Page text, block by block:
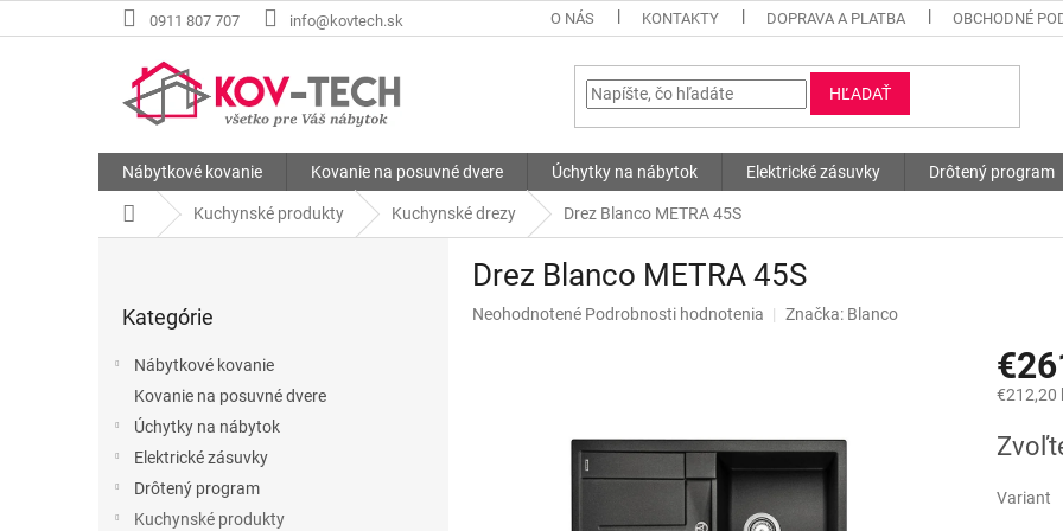
na
0911 807 707 info@kovtech.sk O NÁS KONTAKTY DOPRAVA A PLATBA OBCHODNÉ
HĽADAŤ
Nábytkové kovanie Kovanie na posuvné dvere Úchytky na nábytok Elektrické zásuvky Drôtený program
DomovKuchynské produkty Kuchynské drezy Drez Blanco METRA 45S
kategórie
Kategórie
Nábytkové kovanie
Kovanie na posuvné dvere
Úchytky na nábytok
Elektrické zásuvky
Drôtený program
Kuchynské produkty
Drez Blanco METRA 45S
Priemerné
Neohodnotené Podrobnosti hodnotenia Značka: Blanco
€212,20
cena:
Variant